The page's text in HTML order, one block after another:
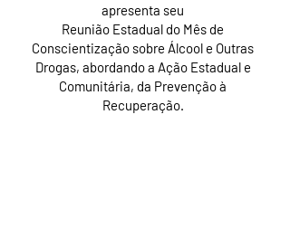
apresenta seu
Reunião Estadual do Mês de
Conscientização sobre Álcool e Outras
Drogas, abordando a Ação Estadual e
Comunitária, da Prevenção à
Recuperação.